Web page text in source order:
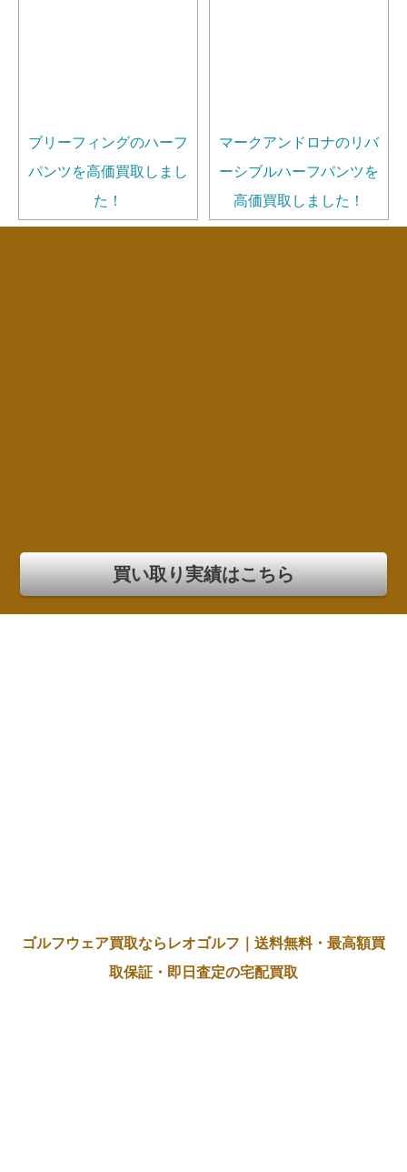
ブリーフィングのハーフ
パンツを高価買取しまし
た！
マークアンドロナのリバ
ーシブルハーフパンツを
高価買取しました！
買い取り実績はこちら
ゴルフウェア買取ならレオゴルフ｜送料無料・最高額買
取保証・即日査定の宅配買取